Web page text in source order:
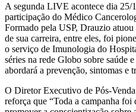
A segunda LIVE acontece dia 25/
participação do Médico
Formado pela USP, Drauzio
de sua carreira, entre eles, foi
o serviço de Imunologia do
séries na rede Globo sobre saúde
abordará a prevenção, sintomas e
O Diretor Executivo de Pós-
reforça que “Toda a campanha